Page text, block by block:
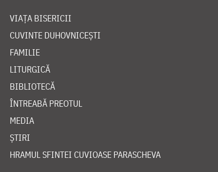
VIAȚA BISERICII
CUVINTE DUHOVNICEȘTI
FAMILIE
LITURGICĂ
BIBLIOTECĂ
ÎNTREABĂ PREOTUL
MEDIA
ȘTIRI
HRAMUL SFINTEI CUVIOASE PARASCHEVA